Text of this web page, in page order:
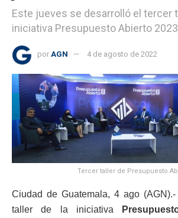
Este jueves se desarrolló el tercer
iniciativa Presupuesto Abierto
por AGN 4 de agosto de 2022
Tercer taller de Presupuesto
Ciudad de Guatemala, 4 ago
taller de la iniciativa